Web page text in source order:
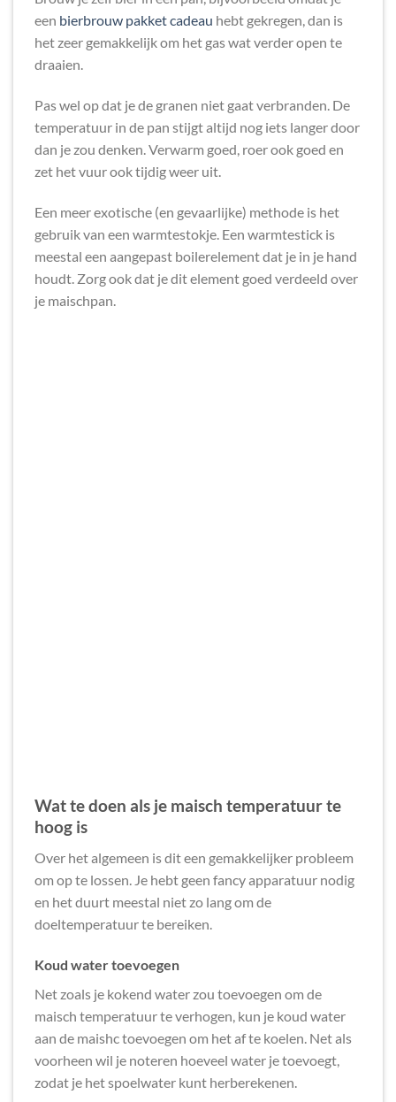
een bierbrouw pakket cadeau hebt gekregen, dan is
het zeer gemakkelijk om het gas wat verder open te
draaien.
Pas wel op dat je de granen niet gaat verbranden. De
temperatuur in de pan stijgt altijd nog iets langer door
dan je zou denken. Verwarm goed, roer ook goed en
zet het vuur ook tijdig weer uit.
Een meer exotische (en gevaarlijke) methode is het
gebruik van een warmtestokje. Een warmtestick is
meestal een aangepast boilerelement dat je in je hand
houdt. Zorg ook dat je dit element goed verdeeld over
je maischpan.
Wat te doen als je maisch temperatuur te
hoog is
Over het algemeen is dit een gemakkelijker probleem
om op te lossen. Je hebt geen fancy apparatuur nodig
en het duurt meestal niet zo lang om de
doeltemperatuur te bereiken.
Koud water toevoegen
Net zoals je kokend water zou toevoegen om de
maisch temperatuur te verhogen, kun je koud water
aan de maishc toevoegen om het af te koelen. Net als
voorheen wil je noteren hoeveel water je toevoegt,
zodat je het spoelwater kunt herberekenen.